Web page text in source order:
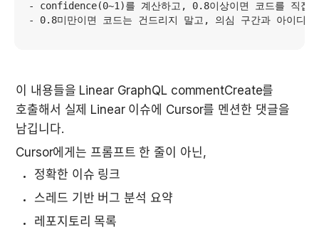
- confidence(0~1)를 계산하고, 0.8이상이면 코드를 직접
- 0.8미만이면 코드는 건드리지 말고, 의심 구간과 아이디어
이 내용들을 Linear GraphQL commentCreate를
호출해서 실제 Linear 이슈에 Cursor를 멘션한 댓글을
남깁니다.
Cursor에게는 프롬프트 한 줄이 아닌,
정확한 이슈 링크
스레드 기반 버그 분석 요약
레포지토리 목록